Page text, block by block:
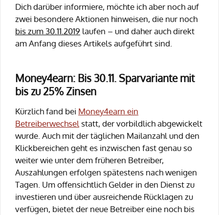
Dich darüber informiere, möchte ich aber noch auf
zwei besondere Aktionen hinweisen, die nur noch
bis zum 30.11.2019 laufen – und daher auch direkt
am Anfang dieses Artikels aufgeführt sind.
Money4earn: Bis 30.11. Sparvariante mit
bis zu 25% Zinsen
Kürzlich fand bei Money4earn ein
Betreiberwechsel statt, der vorbildlich abgewickelt
wurde. Auch mit der täglichen Mailanzahl und den
Klickbereichen geht es inzwischen fast genau so
weiter wie unter dem früheren Betreiber,
Auszahlungen erfolgen spätestens nach wenigen
Tagen. Um offensichtlich Gelder in den Dienst zu
investieren und über ausreichende Rücklagen zu
verfügen, bietet der neue Betreiber eine noch bis